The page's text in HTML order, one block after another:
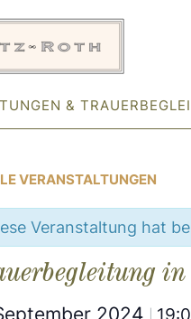
&
VERANSTALTUNGEN
Veranstaltung hat
in
2024